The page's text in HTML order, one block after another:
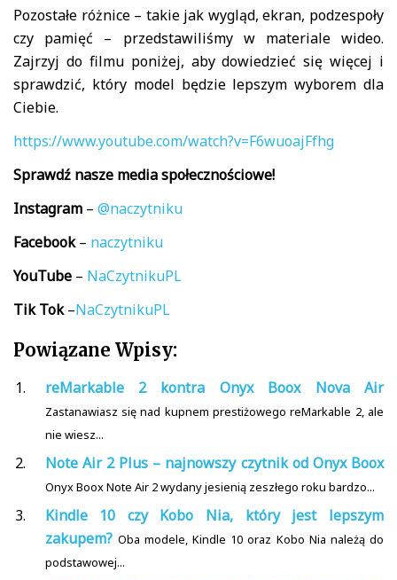
Pozostałe różnice – takie jak wygląd, ekran, podzespoły
czy pamięć – przedstawiliśmy w materiale wideo.
Zajrzyj do filmu poniżej, aby dowiedzieć się więcej i
sprawdzić, który model będzie lepszym wyborem dla
Ciebie.
https://www.youtube.com/watch?v=F6wuoajFfhg
Sprawdź nasze media społecznościowe!
Instagram – @naczytniku
Facebook– naczytniku
YouTube – NaCzytnikuPL
Tik Tok–NaCzytnikuPL
Powiązane Wpisy:
reMarkable 2 kontra Onyx Boox Nova Air
Zastanawiasz się nad kupnem prestiżowego reMarkable 2, ale
nie wiesz...
Note Air 2 Plus – najnowszy czytnik od Onyx Boox
Onyx Boox Note Air 2 wydany jesienią zeszłego roku bardzo...
Kindle 10 czy Kobo Nia, który jest lepszym
zakupem? Oba modele, Kindle 10 oraz Kobo Nia należą do
podstawowej...